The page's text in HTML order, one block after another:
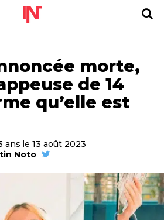
morte,
de 14
qu’elle est
ans le 13 août 2023
Noto